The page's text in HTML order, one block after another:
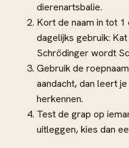
dierenartsbalie.
Kort de naam in tot
dagelijks gebruik:
Schrödinger wordt
Gebruik de
aandacht, dan leert
herkennen.
Test de grap op
uitleggen, kies dan